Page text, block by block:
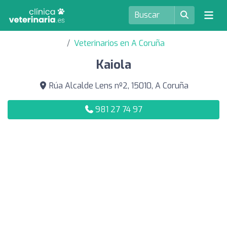
Veterinarios en A Coruña
Kaiola
Rúa Alcalde Lens nº2, 15010, A Coruña
981 27 74 97